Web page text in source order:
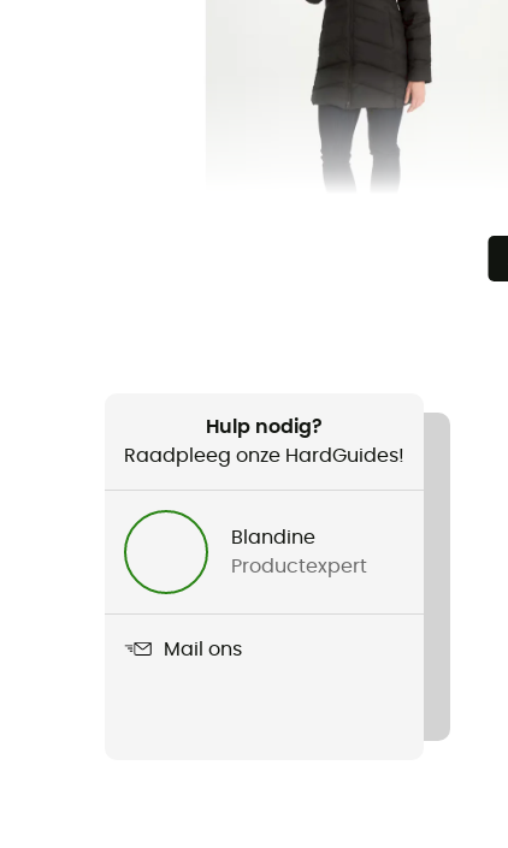
Hulp nodig?
Raadpleeg onze HardGuides!
Blandine
Productexpert
Mail ons